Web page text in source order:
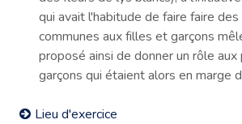
qui avait l'habitude de faire faire
communes aux filles et garçons
proposé ainsi de donner un rôle aux
garçons qui étaient alors en marge
Lieu d'exercice